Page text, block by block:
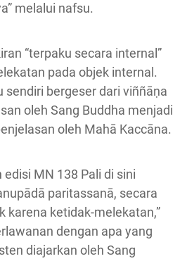
melalui nafsu.
“terpaku secara internal”
pada objek internal.
sendiri bergeser dari viññāṇa
oleh Sang Buddha menjadi
oleh Mahā Kaccāna.
edisi MN 138 Pali di sini
paritassanā, secara
karena ketidak-melekatan,”
dengan apa yang
diajarkan oleh Sang